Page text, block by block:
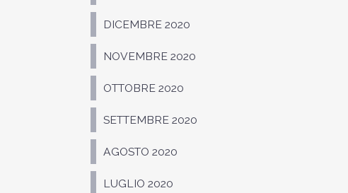
DICEMBRE 2020
NOVEMBRE 2020
OTTOBRE 2020
SETTEMBRE 2020
AGOSTO 2020
LUGLIO 2020